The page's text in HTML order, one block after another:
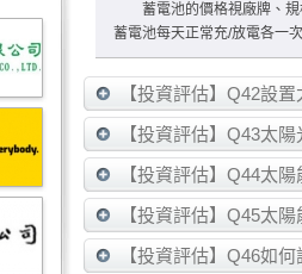
蓄電池的價格視廠牌、規
蓄電池每天正常充/放電各一
【投資評估】Q42設
【投資評估】Q43太
【投資評估】Q44太
【投資評估】Q45太
【投資評估】Q46如